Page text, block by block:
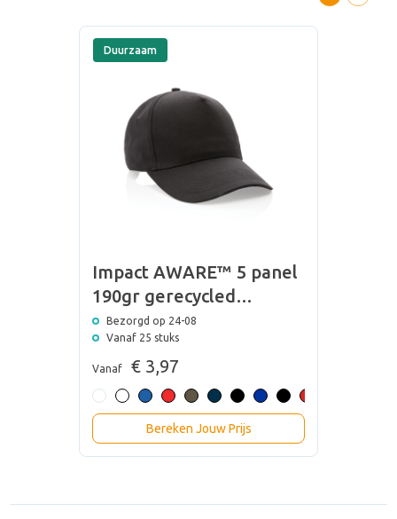
Duurzaam
Impact AWARE™ 5 panel
190gr gerecycled
katoenen cap
Bezorgd op 24-08
Vanaf 25 stuks
Vanaf € 3,97
Bereken Jouw Prijs